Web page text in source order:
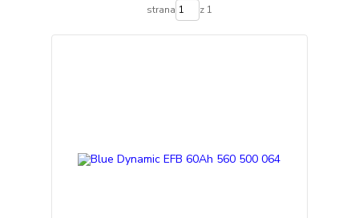
strana z 1